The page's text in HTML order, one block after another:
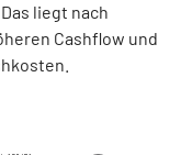
liegt nach
Cashflow und